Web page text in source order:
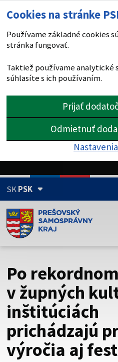
Cookies na stránke
Používame základné cookies
stránka fungovať.
Taktiež používame analytické
súhlasíte s ich používaním.
Prijať
Odmietnuť
SKPSK
Doména psk.sk je oficiálna
Toto je oficiálna webová
Táto stránka je zabezpečená
Buďte pozorní a vždy sa
cez zabezpečenú webovú
vždy začína https:// pred
Po
v župných
inštitúciách
prichádzajú
výročia aj